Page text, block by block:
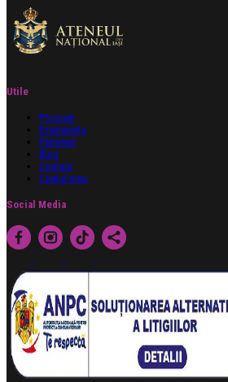
Utile
Program
Evenimente
Parteneri
Blog
Contact
Contul meu
Social Media